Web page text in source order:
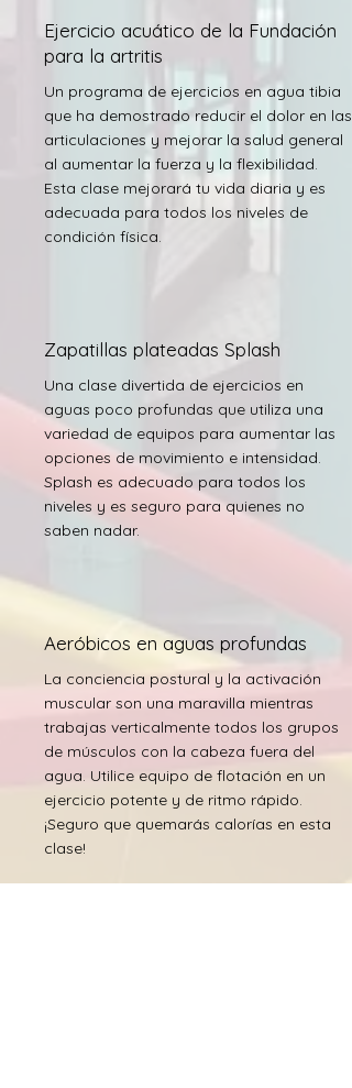
Ejercicio acuático de la Fundación
para la artritis
Un programa de ejercicios en agua tibia
que ha demostrado reducir el dolor en las
articulaciones y mejorar la salud general
al aumentar la fuerza y la flexibilidad.
Esta clase mejorará tu vida diaria y es
adecuada para todos los niveles de
condición física.
Zapatillas plateadas Splash
Una clase divertida de ejercicios en
aguas poco profundas que utiliza una
variedad de equipos para aumentar las
opciones de movimiento e intensidad.
Splash es adecuado para todos los
niveles y es seguro para quienes no
saben nadar.
Aeróbicos en aguas profundas
La conciencia postural y la activación
muscular son una maravilla mientras
trabajas verticalmente todos los grupos
de músculos con la cabeza fuera del
agua. Utilice equipo de flotación en un
ejercicio potente y de ritmo rápido.
¡Seguro que quemarás calorías en esta
clase!